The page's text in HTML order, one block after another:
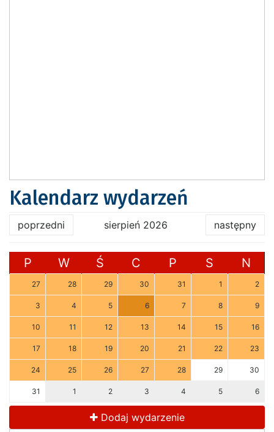
Kalendarz wydarzeń
poprzedni sierpień 2026 następny
P W Ś C P S N
27 28 29 30 31 1 2
3 4 5 6 7 8 9
10 11 12 13 14 15 16
17 18 19 20 21 22 23
24 25 26 27 28 29 30
31 1 2 3 4 5 6
Dodaj wydarzenie